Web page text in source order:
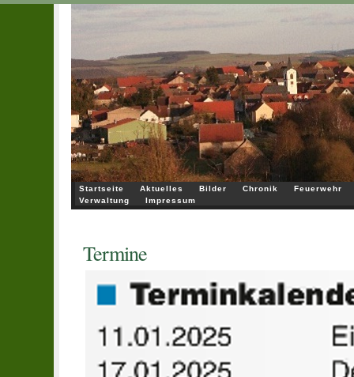
Startseite Aktuelles Bilder Chronik
Feuerwehr
Verwaltung
Impressum
Termine